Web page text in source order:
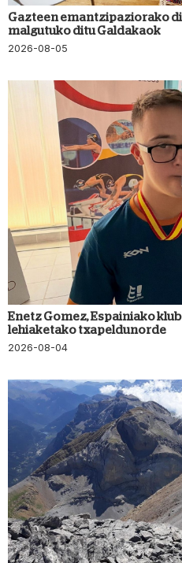
Gazteen emantzipaziorako
malgutuko ditu Galdakaok
2026-08-05
Enetz Gomez, Espainiako
lehiaketako txapeldunorde
2026-08-04